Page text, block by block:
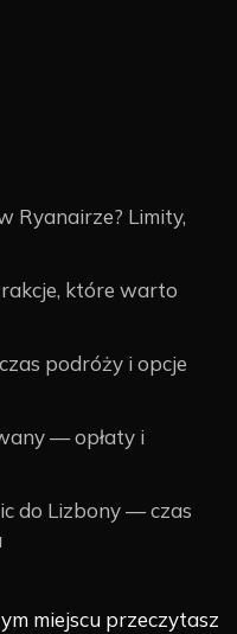
Ryanairze? Limity,
które warto
podróży i opcje
— opłaty i
do Lizbony — czas
miejscu przeczytasz